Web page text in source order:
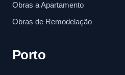
Obras a Apartamento
Obras de Remodelação
Porto